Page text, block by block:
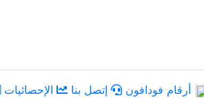
أرقام فودافون إتصل بنا الإحصائيات